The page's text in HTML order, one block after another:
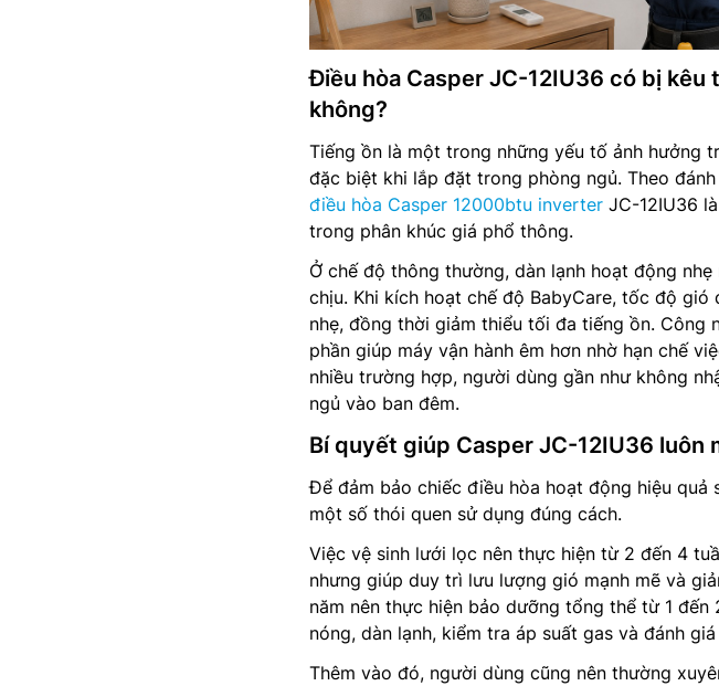
Điều hòa Casper JC-12IU36 có bị kêu
không?
Tiếng ồn là một trong những yếu tố ảnh hưởng
đặc biệt khi lắp đặt trong phòng ngủ. Theo
điều hòa Casper 12000btu inverter JC-12IU36
trong phân khúc giá phổ thông.
Ở chế độ thông thường, dàn lạnh hoạt động
chịu. Khi kích hoạt chế độ BabyCare, tốc độ
nhẹ, đồng thời giảm thiểu tối đa tiếng ồn. Công
phần giúp máy vận hành êm hơn nhờ hạn chế
nhiều trường hợp, người dùng gần như không
ngủ vào ban đêm.
Bí quyết giúp Casper JC-12IU36 luôn
Để đảm bảo chiếc điều hòa hoạt động hiệu quả
một số thói quen sử dụng đúng cách.
Việc vệ sinh lưới lọc nên thực hiện từ 2 đến 4
nhưng giúp duy trì lưu lượng gió mạnh mẽ và
năm nên thực hiện bảo dưỡng tổng thể từ 1 đến
nóng, dàn lạnh, kiểm tra áp suất gas và đánh
Thêm vào đó, người dùng cũng nên thường